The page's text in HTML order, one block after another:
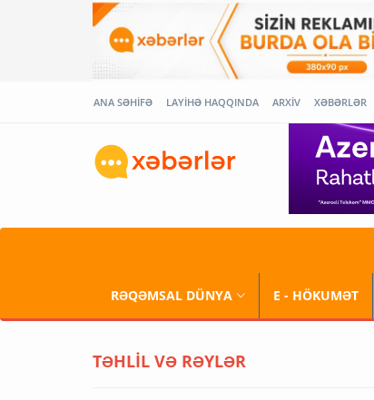
ANA SƏHİFƏ LAYİHƏ HAQQINDA ARXİV XƏBƏRLƏR
RƏQƏMSAL DÜNYA E - HÖKUMƏT
TƏHLİL VƏ RƏYLƏR